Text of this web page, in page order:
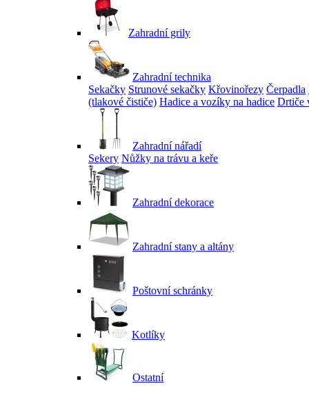
Zahradní grily
Zahradní technika
Sekačky Strunové sekačky Křovinořezy Čerpadla
(tlakové čističe) Hadice a vozíky na hadice Drtiče
Zahradní nářadí
Sekery Nůžky na trávu a keře
Zahradní dekorace
Zahradní stany a altány
Poštovní schránky
Kotlíky
Ostatní